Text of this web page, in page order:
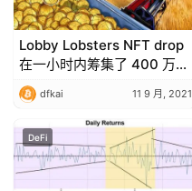
Lobby Lobsters NFT drop
在一小时内筹集了 400 万美
元以支持 DeFi 游说工作
dfkai 11 9 月, 2021
DeFi